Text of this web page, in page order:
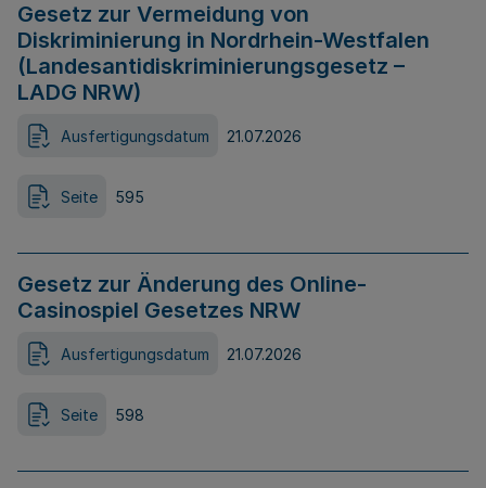
Gesetz zur Vermeidung von
Diskriminierung in Nordrhein-Westfalen
(Landesantidiskriminierungsgesetz –
LADG NRW)
Ausfertigungsdatum 21.07.2026
Seite 595
Gesetz zur Änderung des Online-
Casinospiel Gesetzes NRW
Ausfertigungsdatum 21.07.2026
Seite 598